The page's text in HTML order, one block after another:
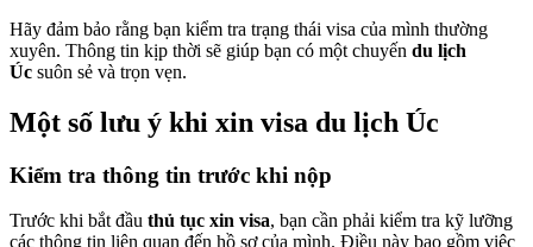
Hãy đảm bảo rằng bạn kiểm tra trạng thái visa của mình thường
xuyên. Thông tin kịp thời sẽ giúp bạn có một chuyến du lịch
Úc suôn sẻ và trọn vẹn.
Một số lưu ý khi xin visa du lịch Úc
Kiểm tra thông tin trước khi nộp
Trước khi bắt đầu thủ tục xin visa, bạn cần phải kiểm tra kỹ lưỡng
các thông tin liên quan đến hồ sơ của mình. Điều này bao gồm việc